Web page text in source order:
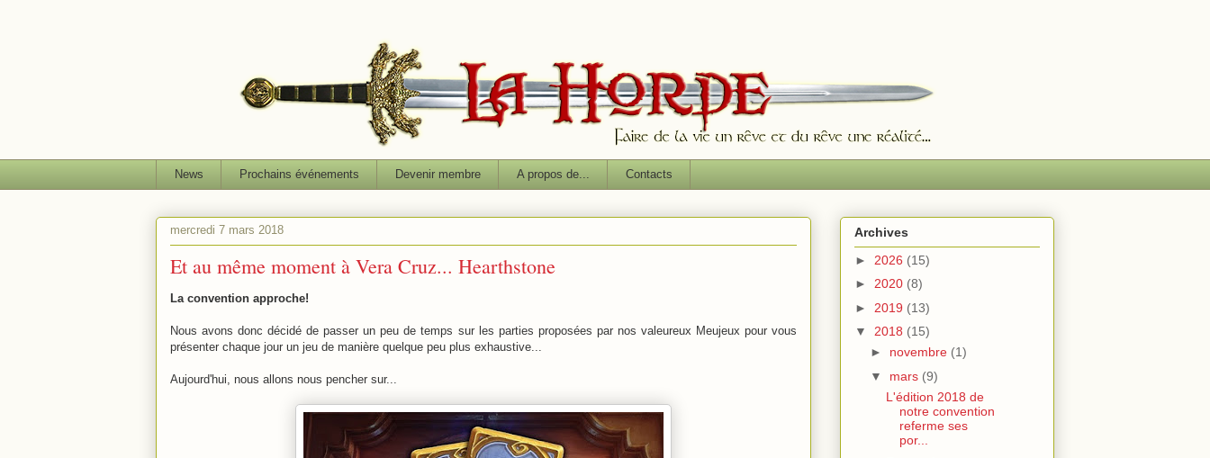
News Prochains événements Devenir membre A propos de... Contacts
mercredi 7 mars 2018
Et au même moment à Vera Cruz... Hearthstone
La convention approche!
Nous avons donc décidé de passer un peu de temps sur les parties proposées par nos valeureux Meujeux pour vous
présenter chaque jour un jeu de manière quelque peu plus exhaustive...
Aujourd'hui, nous allons nous pencher sur...
Archives
► 2026 (15)
► 2020 (8)
► 2019 (13)
▼ 2018 (15)
► novembre (1)
▼ mars (9)
L'édition 2018 de
notre convention
referme ses
por...